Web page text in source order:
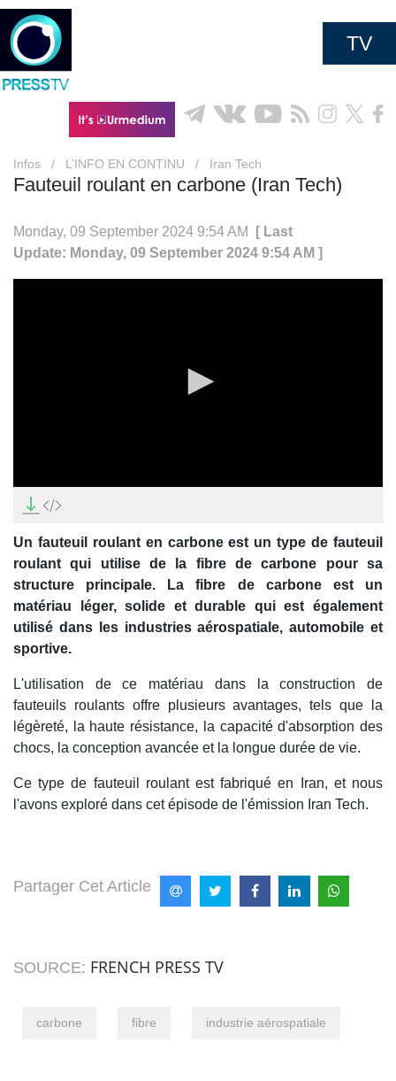
TV
Infos / L’INFO EN CONTINU / Iran Tech
Fauteuil roulant en carbone (Iran Tech)
Monday, 09 September 2024 9:54 AM
[ Last
Update: Monday, 09 September 2024 9:54 AM ]
seconds
15
minutes,
37
seconds
Un fauteuil roulant en carbone est un type de fauteuil
roulant qui utilise de la fibre de carbone pour sa
structure principale. La fibre de carbone est un
matériau léger, solide et durable qui est également
utilisé dans les industries aérospatiale, automobile et
sportive.
L'utilisation de ce matériau dans la construction de
fauteuils roulants offre plusieurs avantages, tels que la
légèreté, la haute résistance, la capacité d'absorption des
chocs, la conception avancée et la longue durée de vie.
Ce type de fauteuil roulant est fabriqué en Iran, et nous
l'avons exploré dans cet épisode de l'émission Iran Tech.
Partager Cet Article
SOURCE: FRENCH PRESS TV
carbone fibre industrie aérospatiale